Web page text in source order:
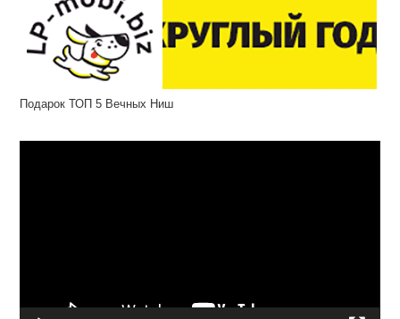
Подарок ТОП 5 Вечных Ниш